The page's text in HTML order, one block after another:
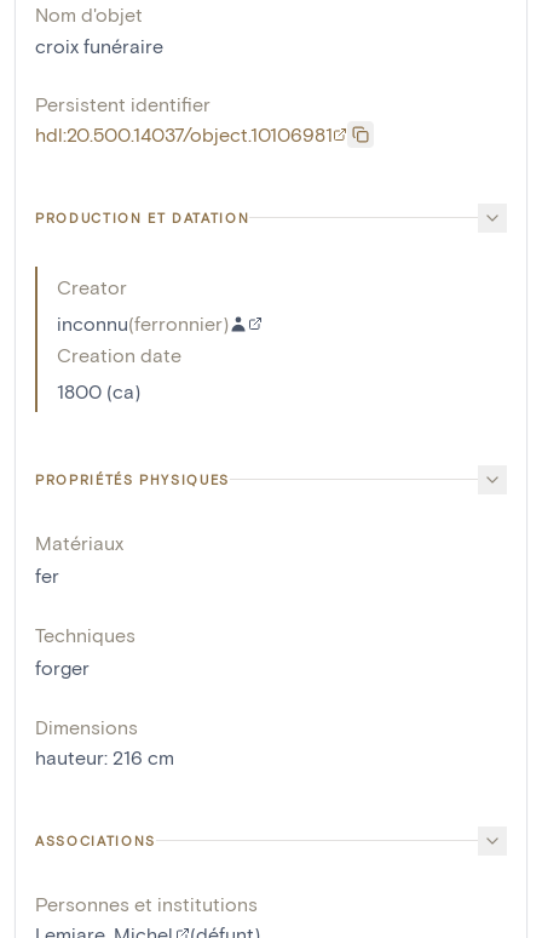
Nom d'objet
croix funéraire
Persistent identifier
hdl:20.500.14037/object.10106981
PRODUCTION ET DATATION
Creator
inconnu(ferronnier)
Creation date
1800 (ca)
PROPRIÉTÉS PHYSIQUES
Matériaux
fer
Techniques
forger
Dimensions
hauteur: 216 cm
ASSOCIATIONS
Personnes et institutions